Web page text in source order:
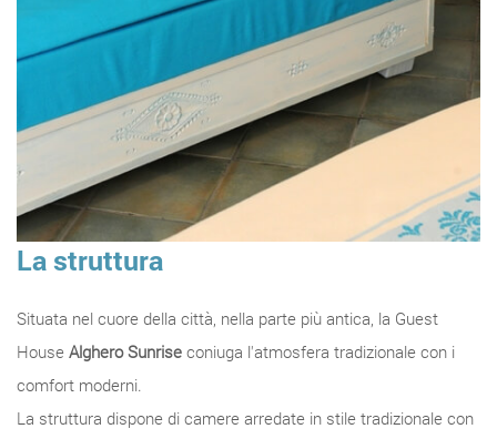
La struttura
Situata nel cuore della città, nella parte più antica, la Guest
House Alghero Sunrise coniuga l'atmosfera tradizionale con i
comfort moderni.
La struttura dispone di camere arredate in stile tradizionale con